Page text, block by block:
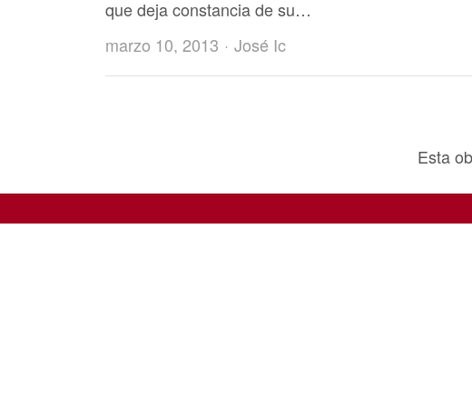
que deja constancia de su…
marzo 10, 2013
Author
José Ic
Esta